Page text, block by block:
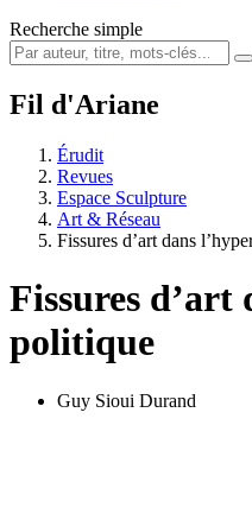
Recherche simple
Fil d'Ariane
Érudit
Revues
Espace Sculpture
Art & Réseau
Fissures d’art dans
Fissures d’art
politique
Guy Sioui Durand